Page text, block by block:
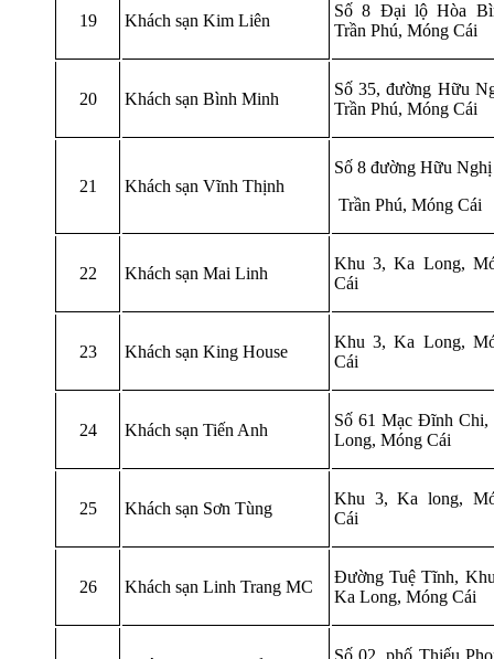
19 Khách sạn Kim Liên
Số 8 Đại lộ Hòa
Trần Phú, Móng Cái
20 Khách sạn Bình Minh
Số 35, đường Hữu
Trần Phú, Móng Cái
21 Khách sạn Vĩnh Thịnh
Số 8 đường Hữu Nghị
Trần Phú, Móng Cái
22 Khách sạn Mai Linh
Khu 3, Ka Long,
Cái
23 Khách sạn King House
Khu 3, Ka Long,
Cái
24 Khách sạn Tiến Anh
Số 61 Mạc Đĩnh Chi,
Long, Móng Cái
25 Khách sạn Sơn Tùng
Khu 3, Ka long,
Cái
26 Khách sạn Linh Trang MC
Đường Tuệ Tĩnh,
Ka Long, Móng Cái